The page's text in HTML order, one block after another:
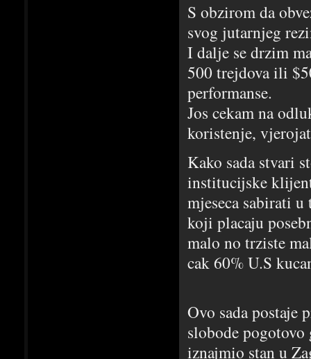
S obzirom da
svog jutarnjeg
I dalje se drzim
500 trejdova ili
performanse.
Jos cekam na
koristenje,
Kako sada stvari
institucijske
mjeseca sabirati
koji placaju
malo no trziste
cak 60% U.S
Ovo sada postaje
slobode pogotovo
iznajmio stan u